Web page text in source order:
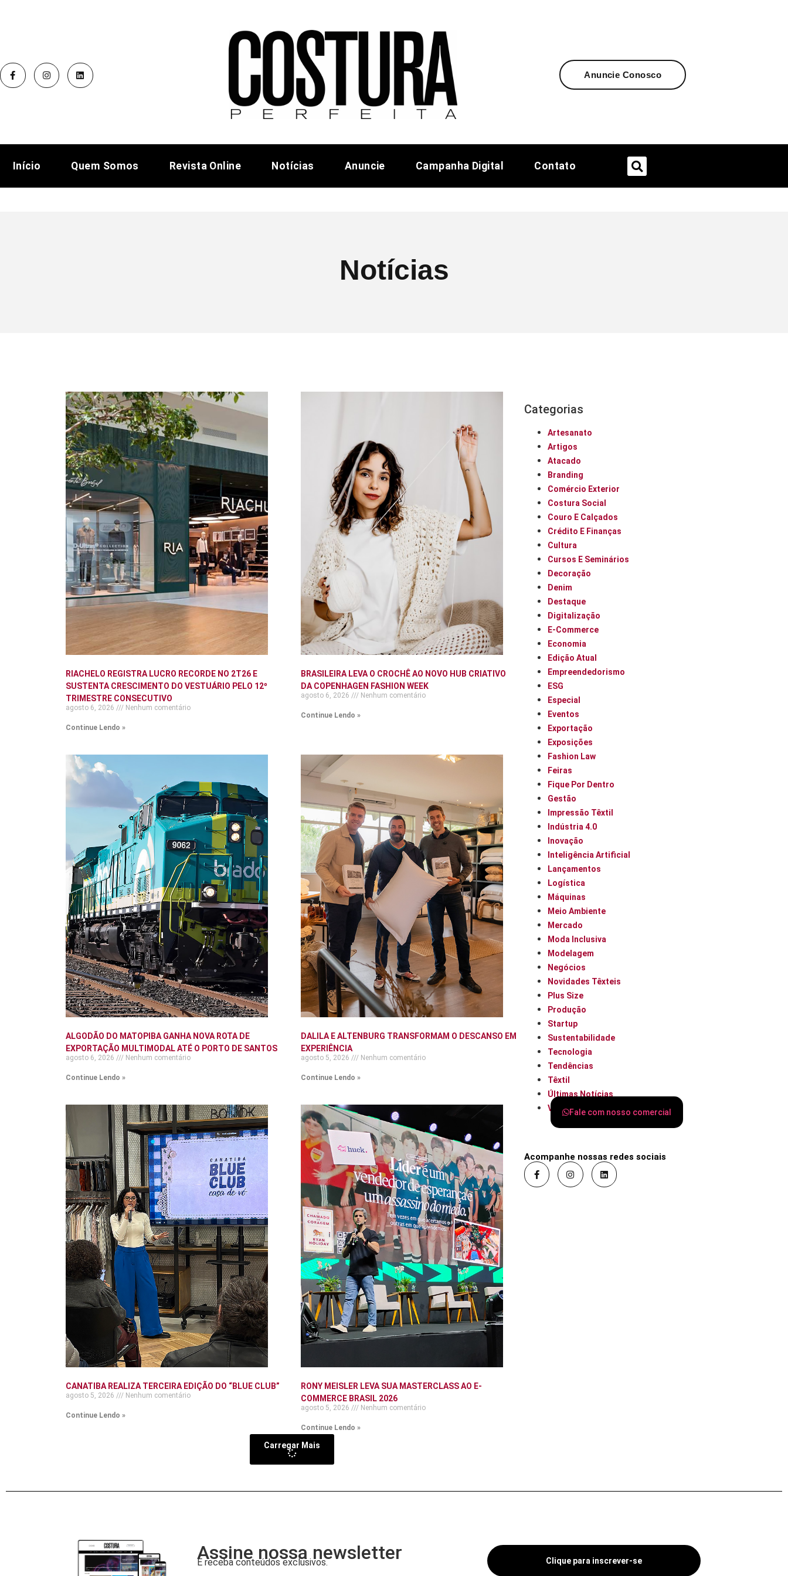
Anuncie Conosco
Início Quem Somos Revista Online Notícias Anuncie Campanha Digital Contato
Notícias
RIACHELO REGISTRA LUCRO RECORDE NO 2T26 E
SUSTENTA CRESCIMENTO DO VESTUÁRIO PELO 12º
TRIMESTRE CONSECUTIVO
agosto 6, 2026 Nenhum comentário
Continue Lendo »
BRASILEIRA LEVA O CROCHÊ AO NOVO HUB CRIATIVO
DA COPENHAGEN FASHION WEEK
agosto 6, 2026 Nenhum comentário
Continue Lendo »
ALGODÃO DO MATOPIBA GANHA NOVA ROTA DE
EXPORTAÇÃO MULTIMODAL ATÉ O PORTO DE SANTOS
agosto 6, 2026 Nenhum comentário
Continue Lendo »
DALILA E ALTENBURG TRANSFORMAM O DESCANSO EM
EXPERIÊNCIA
agosto 5, 2026 Nenhum comentário
Continue Lendo »
CANATIBA REALIZA TERCEIRA EDIÇÃO DO “BLUE CLUB”
agosto 5, 2026 Nenhum comentário
Continue Lendo »
RONY MEISLER LEVA SUA MASTERCLASS AO E-
COMMERCE BRASIL 2026
agosto 5, 2026 Nenhum comentário
Continue Lendo »
Carregar Mais
Categorias
Artesanato
Artigos
Atacado
Branding
Comércio Exterior
Costura Social
Couro E Calçados
Crédito E Finanças
Cultura
Cursos E Seminários
Decoração
Denim
Destaque
Digitalização
E-Commerce
Economia
Edição Atual
Empreendedorismo
ESG
Especial
Eventos
Exportação
Exposições
Fashion Law
Feiras
Fique Por Dentro
Gestão
Impressão Têxtil
Indústria 4.0
Inovação
Inteligência Artificial
Lançamentos
Logística
Máquinas
Meio Ambiente
Mercado
Moda Inclusiva
Modelagem
Negócios
Novidades Têxteis
Plus Size
Produção
Startup
Sustentabilidade
Tecnologia
Tendências
Têxtil
Últimas Notícias
VarejoFale com nosso comercial
Acompanhe nossas redes sociais
Assine nossa newsletter
E receba conteúdos exclusivos. Clique para inscrever-se